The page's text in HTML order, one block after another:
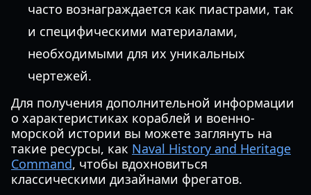
часто вознаграждается как пиастрами, так
и специфическими материалами,
необходимыми для их уникальных
чертежей.
Для получения дополнительной информации
о характеристиках кораблей и военно-
морской истории вы можете заглянуть на
такие ресурсы, как Naval History and Heritage
Command, чтобы вдохновиться
классическими дизайнами фрегатов.